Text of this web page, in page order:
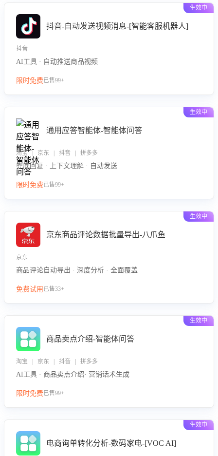
生效中
抖音-自动发送视频消息-[智能客服机器人]
抖音
AI工具 · 自动推送商品视频
限时免费已售99+
生效中
通用应答智能体-智能体问答
淘宝 | 京东 | 抖音 | 拼多多
兜底回复 · 上下文理解 · 自动发送
限时免费已售99+
生效中
京东商品评论数据批量导出-八爪鱼
京东
商品评论自动导出 · 深度分析 · 全面覆盖
免费试用 已售33+
生效中
商品卖点介绍-智能体问答
淘宝 | 京东 | 抖音 | 拼多多
AI工具 · 商品卖点介绍· 营销话术生成
限时免费已售99+
生效中
电商询单转化分析-数码家电-[VOC AI]